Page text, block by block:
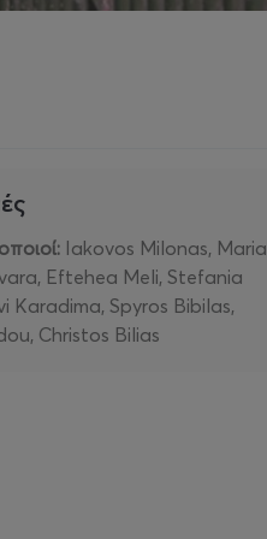
Iakovos Milonas, Maria
Eftehea Meli, Stefania
Karadima, Spyros Bibilas,
Christos Bilias